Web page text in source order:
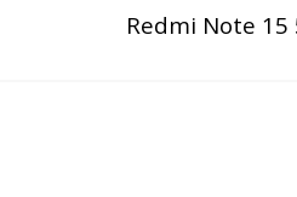
Redmi Note 15